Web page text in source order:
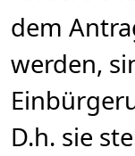
dem
werden,
D.h. sie